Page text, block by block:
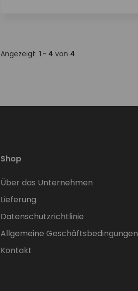
Angezeigt: 1 - 4 von 4
Shop
Über das Unternehmen
Lieferung
Datenschutzrichtlinie
Allgemeine Geschäftsbedingungen
Kontakt